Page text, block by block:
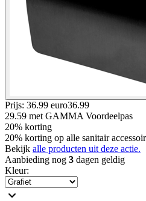
Prijs: 36.99 euro36.99
29.59 met GAMMA Voordeelpas
20% korting
20% korting op alle sanitair
Bekijk alle producten uit deze actie.
Aanbieding nog 3 dagen geldig
Kleur: